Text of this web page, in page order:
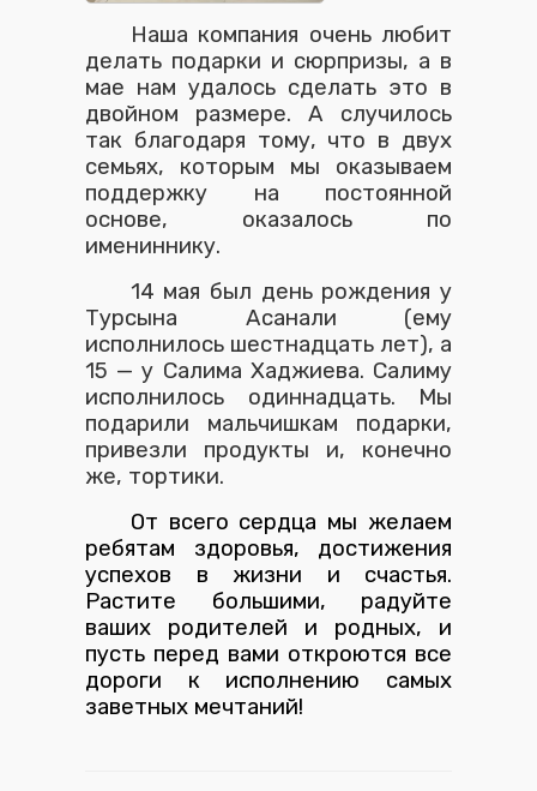
Наша компания очень любит
делать подарки и сюрпризы, а в
мае нам удалось сделать это в
двойном размере. А случилось
так благодаря тому, что в двух
семьях, которым мы оказываем
поддержку на постоянной
основе, оказалось по
имениннику.
14 мая был день рождения у
Турсына Асанали (ему
исполнилось шестнадцать лет), а
15 — у Салима Хаджиева. Салиму
исполнилось одиннадцать. Мы
подарили мальчишкам подарки,
привезли продукты и, конечно
же, тортики.
От всего сердца мы желаем
ребятам здоровья, достижения
успехов в жизни и счастья.
Растите большими, радуйте
ваших родителей и родных, и
пусть перед вами откроются все
дороги к исполнению самых
заветных мечтаний!